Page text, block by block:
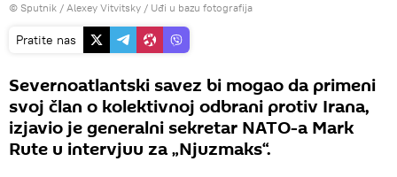
© Sputnik / Alexey Vitvitsky / Uđi u bazu fotografija
Pratite nas
Severnoatlantski savez bi mogao da primeni
svoj član o kolektivnoj odbrani protiv Irana,
izjavio je generalni sekretar NATO-a Mark
Rute u intervjuu za „Njuzmaks“.